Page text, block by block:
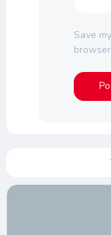
Save